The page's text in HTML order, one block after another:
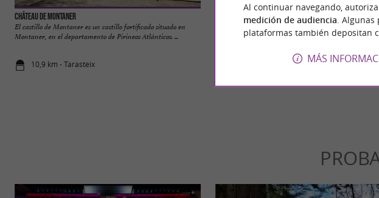
Château de Montaner
El castillo de Montaner es un castillo fortificado situado en
Montaner, en el departamento de Pirineos Atlánticos. ...
10,9 km - Tarasteix
Ibos es una comuna francesa en los Altos Pirineos. Se
encuentra cerca de Tarbes, en la región histórica de
Al continuar navegando,
medición de audiencia .
plataformas también depositan
MÁS